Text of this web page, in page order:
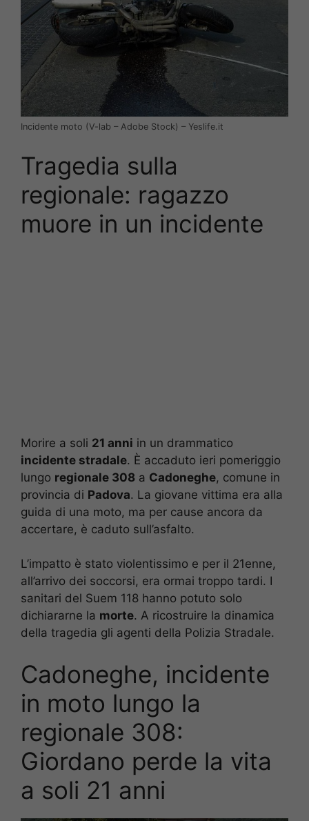
Incidente moto (V-lab – Adobe Stock) – Yeslife.it
Tragedia sulla
regionale: ragazzo
muore in un incidente
Morire a soli 21 anni in un drammatico
incidente stradale. È accaduto ieri pomeriggio
lungo regionale 308 a Cadoneghe, comune in
provincia di Padova. La giovane vittima era alla
guida di una moto, ma per cause ancora da
accertare, è caduto sull’asfalto.
L’impatto è stato violentissimo e per il 21enne,
all’arrivo dei soccorsi, era ormai troppo tardi. I
sanitari del Suem 118 hanno potuto solo
dichiararne la morte. A ricostruire la dinamica
della tragedia gli agenti della Polizia Stradale.
Cadoneghe, incidente
in moto lungo la
regionale 308:
Giordano perde la vita
a soli 21 anni